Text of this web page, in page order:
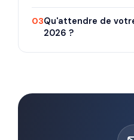
03Qu'attendre de
2026 ?